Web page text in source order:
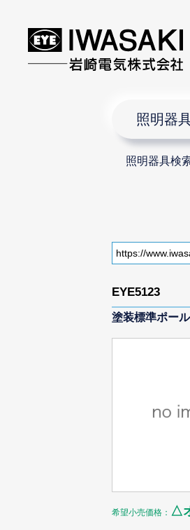
照明器
照明器具検
EYE5123
塗装標準ポー
希望小売価格： △